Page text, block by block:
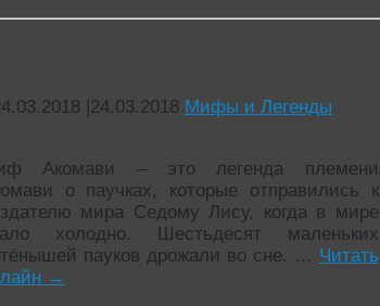
|24.03.2018 Мифы и Легенды
Акомави – это легенда племени
о паучках, которые отправились к
мира Седому Лису, когда в мире
холодно. Шестьдесят маленьких
пауков дрожали во сне. … Читать
→